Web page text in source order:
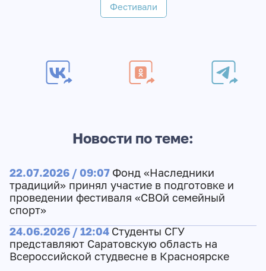
Фестивали
Новости по теме:
22.07.2026 / 09:07 Фонд «Наследники
традиций» принял участие в подготовке и
проведении фестиваля «СВОй семейный
спорт»
24.06.2026 / 12:04 Студенты СГУ
представляют Саратовскую область на
Всероссийской студвесне в Красноярске